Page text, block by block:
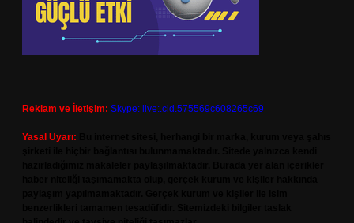
Reklam ve İletişim: Skype: live:.cid.575569c608265c69
Yasal Uyarı: